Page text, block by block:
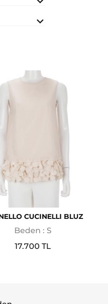
CUCINELLI BLUZ
Beden : S
17.700 TL